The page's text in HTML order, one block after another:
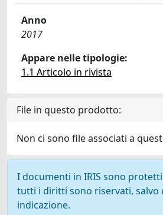
Anno
2017
Appare nelle tipologie:
1.1 Articolo in rivista
File in questo prodotto:
Non ci sono file associati a
I documenti in IRIS sono
tutti i diritti sono riservati, salvo
indicazione.